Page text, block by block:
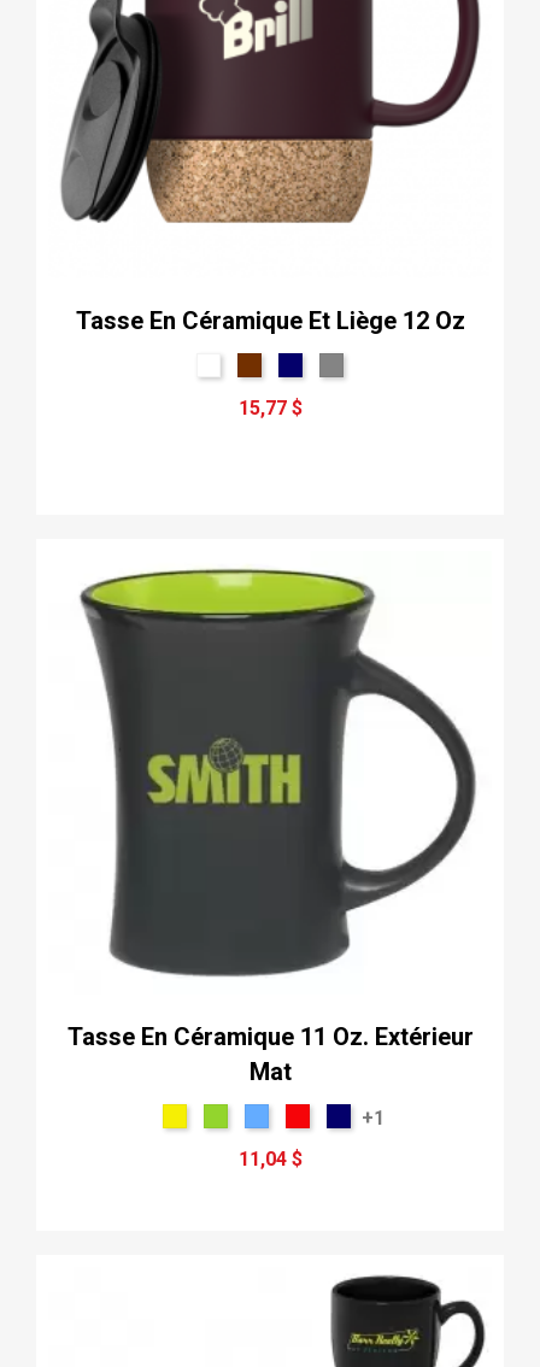
Tasse En Céramique Et Liège 12 Oz
15,77 $
Tasse En Céramique 11 Oz. Extérieur
Mat
+1
11,04 $